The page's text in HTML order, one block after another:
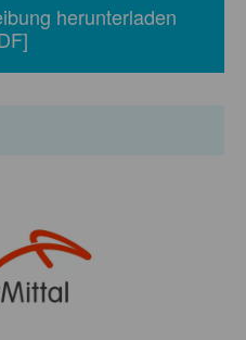
herunterladen